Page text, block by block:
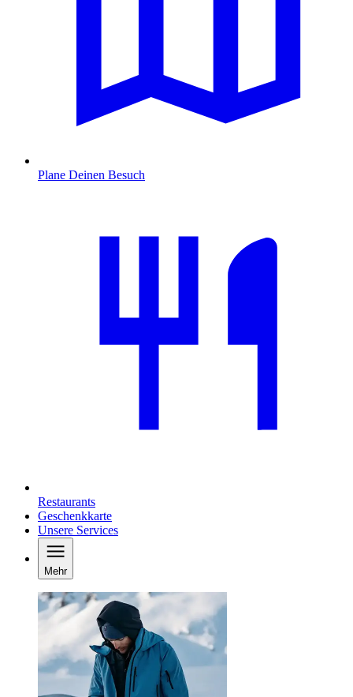
Plane Deinen Besuch
Restaurants
Geschenkkarte
Unsere Services
Mehr